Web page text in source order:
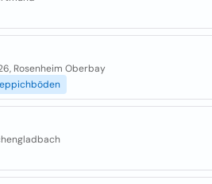
Rosenheim Oberbay